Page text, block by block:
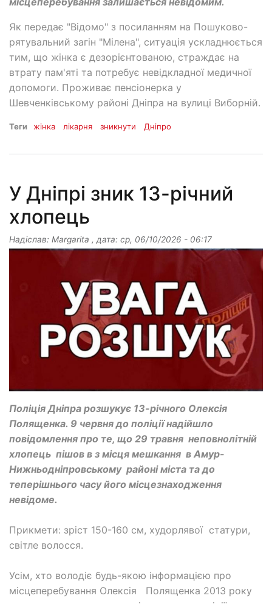
Як передає "Відомо" з посиланням на Пошуково-
рятувальний загін "Мілена", ситуація ускладнюється
тим, що жінка є дезорієнтованою, страждає на
втрату пам'яті та потребує невідкладної медичної
допомоги. Проживає пенсіонерка у
Шевченківському районі Дніпра на вулиці Виборній.
Теги жінка лікарня зникнути Дніпро
У Дніпрі зник 13-річний
хлопець
Надіслав: Margarita , дата: ср, 06/10/2026 - 06:17
Поліція Дніпра розшукує 13-річного Олексія
Полященка. 9 червня до поліції надійшло
повідомлення про те, що 29 травня неповнолітній
хлопець пішов в з місця мешкання в Амур-
Нижньодніпровському районі міста та до
теперішнього часу його місцезнаходження
невідоме.
Прикмети: зріст 150-160 см, худорлявої статури,
світле волосся.
Усім, хто володіє будь-якою інформацією про
місцеперебування Олексія Полященка 2013 року